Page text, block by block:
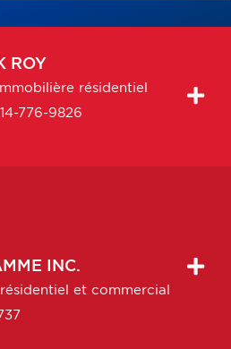
ROY
résidentiel
776-9826
INC.
et commercial